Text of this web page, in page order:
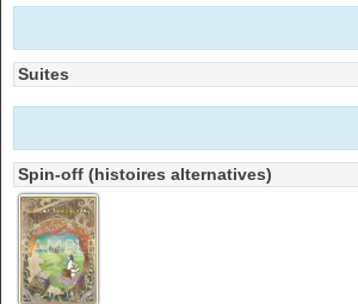
Suites
Spin-off (histoires alternatives)